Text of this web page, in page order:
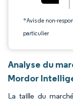
*Avis de non-
particulier
Analyse du
Mordor
La taille du